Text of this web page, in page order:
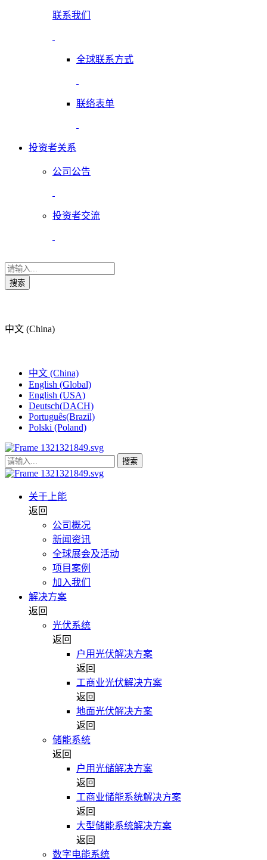
联系我们
全球联系方式
联络表单
投资者关系
公司公告
投资者交流
搜索
中文 (China)
中文 (China)
English (Global)
English (USA)
Deutsch(DACH)
Português(Brazil)
Polski (Poland)
搜索
关于上能
返回
公司概况
新闻资讯
全球展会及活动
项目案例
加入我们
解决方案
返回
光伏系统
返回
户用光伏解决方案
返回
工商业光伏解决方案
返回
地面光伏解决方案
返回
储能系统
返回
户用光储解决方案
返回
工商业储能系统解决方案
返回
大型储能系统解决方案
返回
数字电能系统